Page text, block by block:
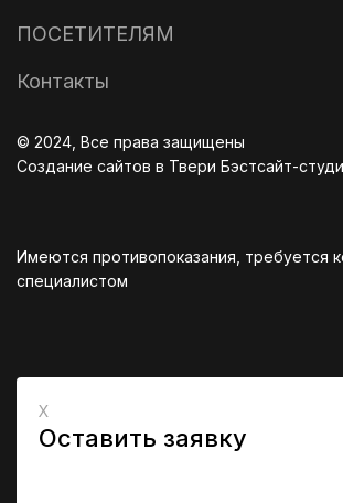
ПОСЕТИТЕЛЯМ
Контакты
© 2024, Все права защищены
Создание сайтов в Твери Бэстсайт-
Имеются противопоказания, требуется
специалистом
X
Оставить заявку